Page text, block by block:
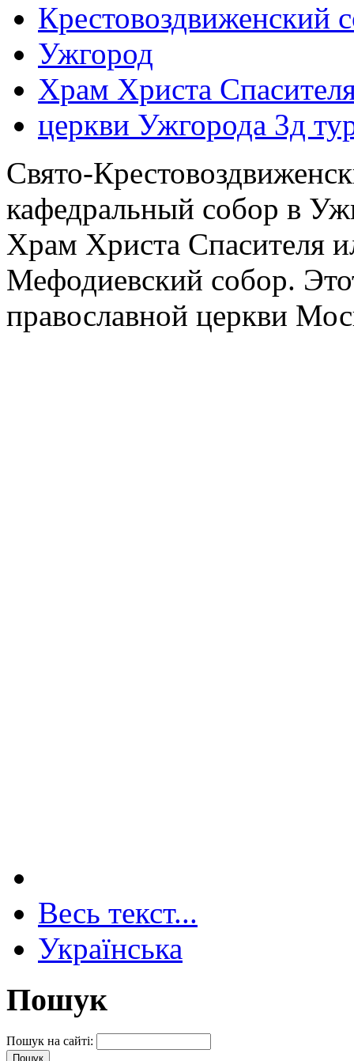
Крестовоздвиженский
Ужгород
Храм Христа
церкви Ужгорода 3д
Свято-
кафедральный собор в
Храм Христа Спасителя
Мефодиевский собор.
православной церкви
Весь текст...
Українська
Пошук
Пошук на сайті: